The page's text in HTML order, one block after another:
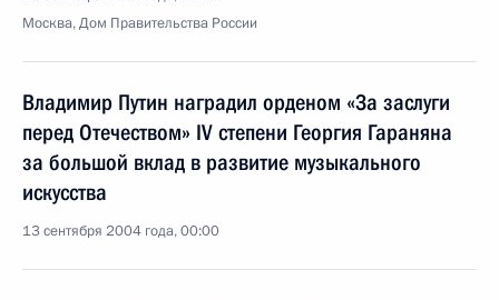
Москва, Дом Правительства России
Владимир Путин наградил орденом «За заслуги
перед Отечеством» IV степени Георгия Гараняна
за большой вклад в развитие музыкального
искусства
13 сентября 2004 года, 00:00